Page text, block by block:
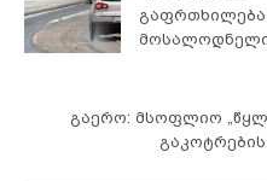
გაფრთხილება
მოსალოდნელი
გაერო: მსოფლიო
გაკოტრების